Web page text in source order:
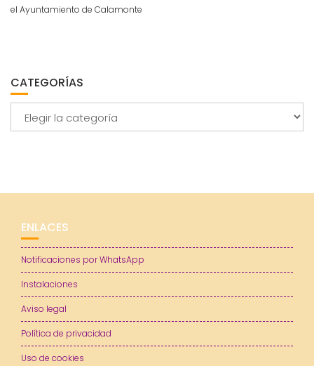
el Ayuntamiento de Calamonte
CATEGORÍAS
ENLACES
Notificaciones por WhatsApp
Instalaciones
Aviso legal
Política de privacidad
Uso de cookies